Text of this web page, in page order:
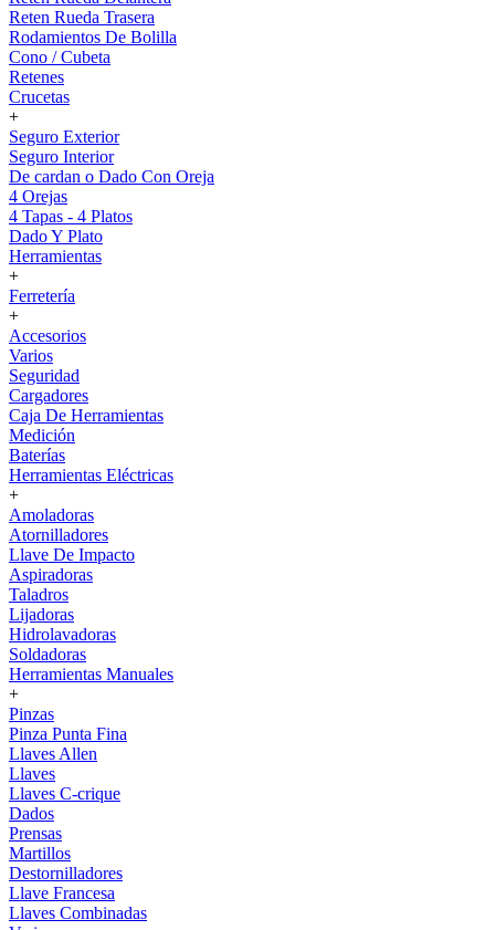
Reten Rueda Trasera
Rodamientos De Bolilla
Cono / Cubeta
Retenes
Crucetas
+
Seguro Exterior
Seguro Interior
De cardan o Dado Con Oreja
4 Orejas
4 Tapas - 4 Platos
Dado Y Plato
Herramientas
+
Ferretería
+
Accesorios
Varios
Seguridad
Cargadores
Caja De Herramientas
Medición
Baterías
Herramientas Eléctricas
+
Amoladoras
Atornilladores
Llave De Impacto
Aspiradoras
Taladros
Lijadoras
Hidrolavadoras
Soldadoras
Herramientas Manuales
+
Pinzas
Pinza Punta Fina
Llaves Allen
Llaves
Llaves C-crique
Dados
Prensas
Martillos
Destornilladores
Llave Francesa
Llaves Combinadas